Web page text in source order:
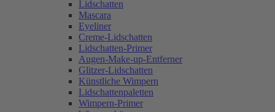
Lidschatten
Mascara
Eyeliner
Creme-Lidschatten
Lidschatten-Primer
Augen-Make-up-Entferner
Glitzer-Lidschatten
Künstliche Wimpern
Lidschattenpaletten
Wimpern-Primer